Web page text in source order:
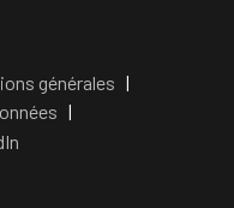
générales |
|